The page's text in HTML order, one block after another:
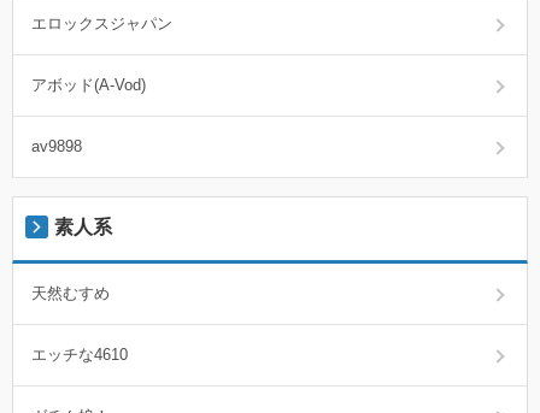
エロックスジャパン
アボッド(A-Vod)
av9898
素人系
天然むすめ
エッチな4610